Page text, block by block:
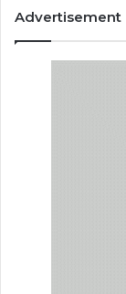
Advertisement